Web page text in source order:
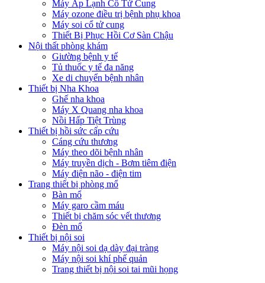
Máy Áp Lạnh Cổ Tử Cung
Máy ozone điều trị bệnh phụ khoa
Máy soi cổ tử cung
Thiết Bị Phục Hồi Cơ Sàn Chậu
Nội thất phòng khám
Giường bệnh y tế
Tủ thuốc y tế đa năng
Xe di chuyển bệnh nhân
Thiết bị Nha Khoa
Ghế nha khoa
Máy X Quang nha khoa
Nồi Hấp Tiệt Trùng
Thiết bị hồi sức cấp cứu
Cáng cứu thương
Máy theo dõi bệnh nhân
Máy truyền dịch - Bơm tiêm điện
Máy điện não - điện tim
Trang thiết bị phòng mổ
Bàn mổ
Máy garo cầm máu
Thiết bị chăm sóc vết thương
Đèn mổ
Thiết bị nội soi
Máy nội soi dạ dày đại tràng
Máy nội soi khí phế quản
Trang thiết bị nội soi tai mũi họng